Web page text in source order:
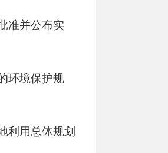
准并公布实
环境保护规
利用总体规划